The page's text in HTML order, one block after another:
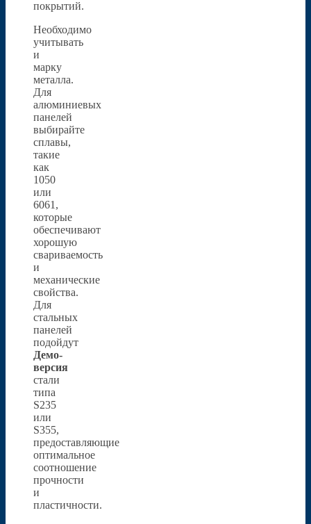
покрытий.
Необходимо
учитывать
и
марку
металла.
Для
алюминиевых
панелей
выбирайте
сплавы,
такие
как
1050
или
6061,
которые
обеспечивают
хорошую
свариваемость
и
механические
свойства.
Для
стальных
панелей
подойдут
Демо-
версия
стали
типа
S235
или
S355,
предоставляющие
оптимальное
соотношение
прочности
и
пластичности.